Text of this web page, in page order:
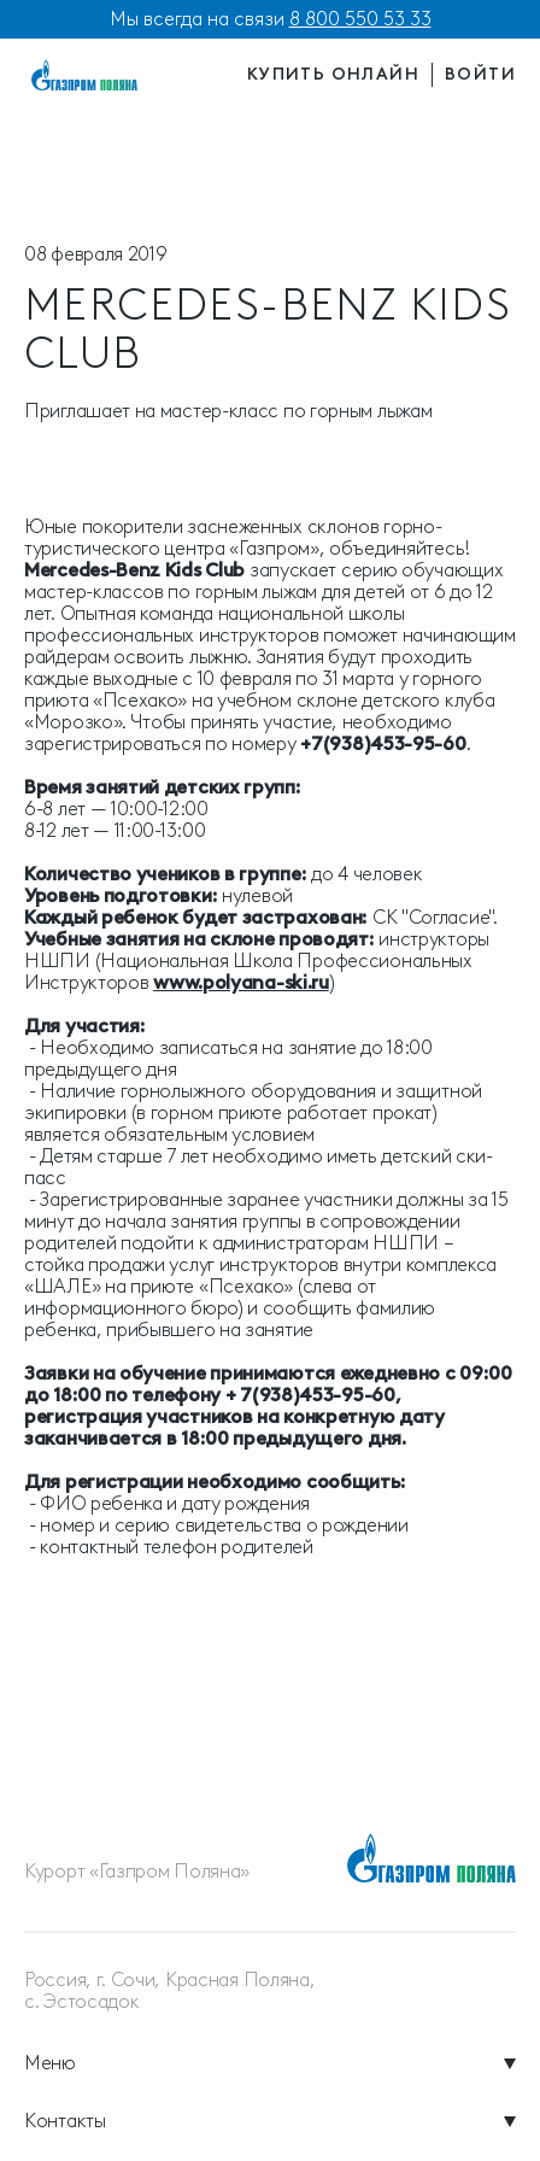
Мы всегда на связи 8 800 550 53 33
КУПИТЬ ОНЛАЙН ВОЙТИ
08 февраля 2019
MERCEDES-BENZ KIDS
CLUB
Приглашает на мастер-класс по горным лыжам
Юные покорители заснеженных склонов горно-
туристического центра «Газпром», объединяйтесь!
Mercedes-Benz Kids Club запускает серию обучающих
мастер-классов по горным лыжам для детей от 6 до 12
лет. Опытная команда национальной школы
профессиональных инструкторов поможет начинающим
райдерам освоить лыжню. Занятия будут проходить
каждые выходные с 10 февраля по 31 марта у горного
приюта «Псехако» на учебном склоне детского клуба
«Морозко». Чтобы принять участие, необходимо
зарегистрироваться по номеру +7(938)453-95-60.
Время занятий детских групп:
6-8 лет — 10:00-12:00
8-12 лет — 11:00-13:00
Количество учеников в группе: до 4 человек
Уровень подготовки: нулевой
Каждый ребенок будет застрахован: СК "Согласие".
Учебные занятия на склоне проводят: инструкторы
НШПИ (Национальная Школа Профессиональных
Инструкторовwww.polyana-ski.ru)
Для участия:
- Необходимо записаться на занятие до 18:00
предыдущего дня
- Наличие горнолыжного оборудования и защитной
экипировки (в горном приюте работает прокат)
является обязательным условием
- Детям старше 7 лет необходимо иметь детский ски-
пасс
- Зарегистрированные заранее участники должны за 15
минут до начала занятия группы в сопровождении
родителей подойти к администраторам НШПИ –
стойка продажи услуг инструкторов внутри комплекса
«ШАЛЕ» на приюте «Псехако» (слева от
информационного бюро) и сообщить фамилию
ребенка, прибывшего на занятие
Заявки на обучение принимаются ежедневно с 09:00
до 18:00 по телефону + 7(938)453-95-60,
регистрация участников на конкретную дату
заканчивается в 18:00 предыдущего дня.
Для регистрации необходимо сообщить:
- ФИО ребенка и дату рождения
- номер и серию свидетельства о рождении
- контактный телефон родителей
Курорт «Газпром Поляна»
Меню
Россия, г. Сочи, Красная Поляна,
с. Эстосадок
Контакты